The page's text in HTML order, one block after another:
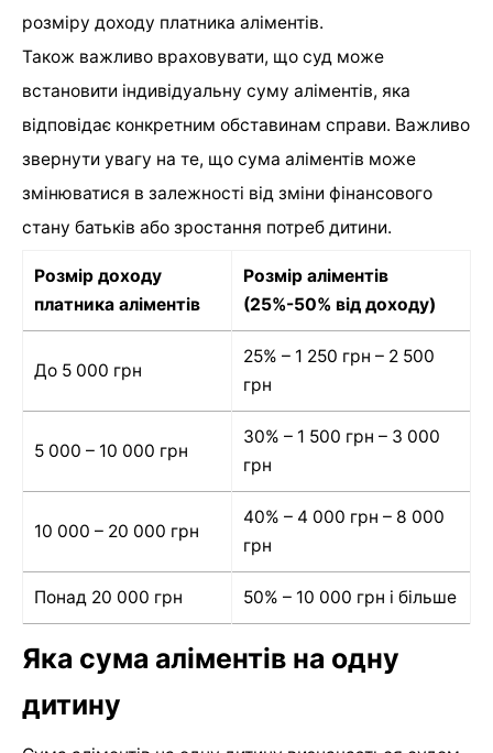
розміру доходу платника аліментів.
Також важливо враховувати, що суд може
встановити індивідуальну суму аліментів, яка
відповідає конкретним обставинам справи. Важливо
звернути увагу на те, що сума аліментів може
змінюватися в залежності від зміни фінансового
стану батьків або зростання потреб дитини.
Розмір доходу
платника аліментів
Розмір аліментів
(25%-50% від доходу)
До 5 000 грн
25% – 1 250 грн – 2 500
грн
5 000 – 10 000 грн
30% – 1 500 грн – 3 000
грн
10 000 – 20 000 грн
40% – 4 000 грн – 8 000
грн
Понад 20 000 грн 50% – 10 000 грн і більше
Яка сума аліментів на одну
дитину